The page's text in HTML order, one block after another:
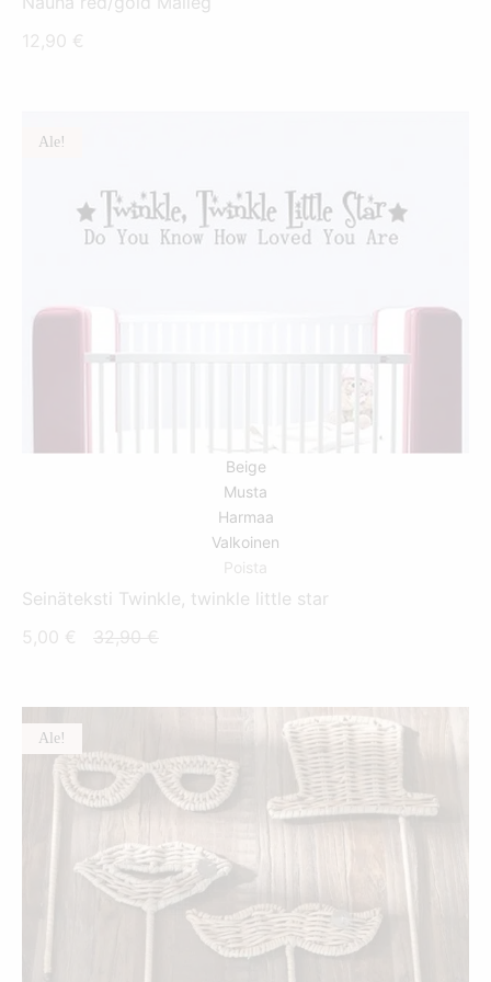
12,90 €
Ale!
MUUNNELMA.
Beige
Musta
Harmaa
Valkoinen
Poista
Seinäteksti Twinkle, twinkle little star
5,00 €
Nykyinen
32,90€Alkuperäinen
Ale!